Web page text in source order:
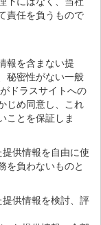
責任を負うもので
報を含まない提
秘密性がない一般
ドラスサイトへの
じめ同意し、これ
ことを保証しま
供情報を自由に使
を負わないものと
供情報を検討、評